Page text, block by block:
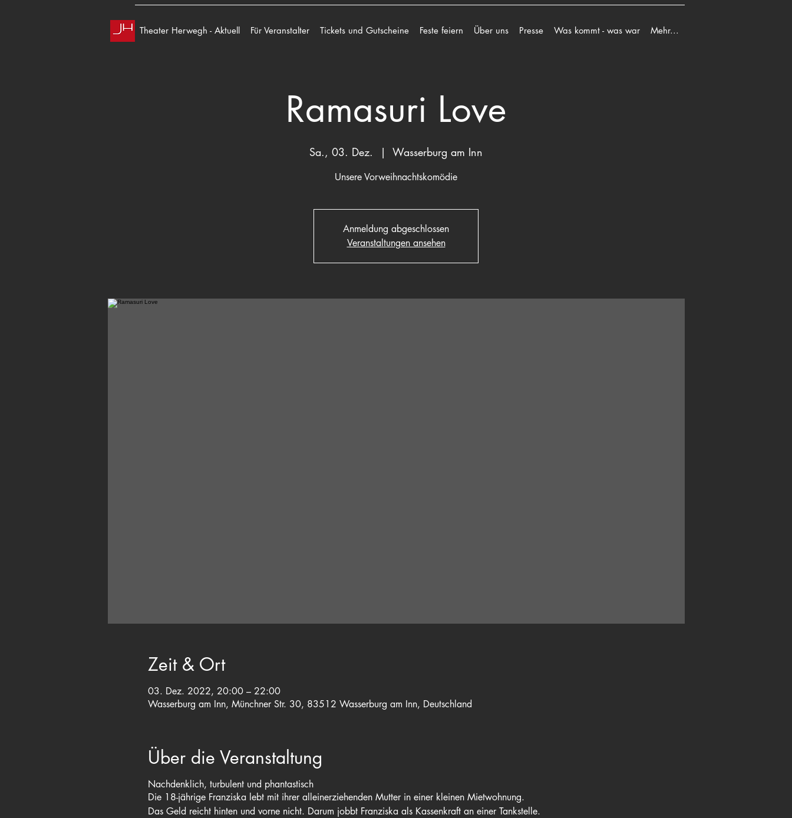
Theater Herwegh - Aktuell Für Veranstalter Tickets und Gutscheine Feste feiern Über uns Presse Was kommt - was war Mehr...
Ramasuri Love
Sa., 03. Dez.
  |
Wasserburg am Inn
Unsere Vorweihnachtskomödie
Anmeldung abgeschlossen
Veranstaltungen ansehen
Zeit & Ort
03. Dez. 2022, 20:00 – 22:00
Wasserburg am Inn, Münchner Str. 30, 83512 Wasserburg am Inn, Deutschland
Über die Veranstaltung
Nachdenklich, turbulent und phantastisch
​Die 18-jährige Franziska lebt mit ihrer alleinerziehenden Mutter in einer kleinen Mietwohnung.
Das Geld reicht hinten und vorne nicht. Darum jobbt Franziska als Kassenkraft an einer Tankstelle.